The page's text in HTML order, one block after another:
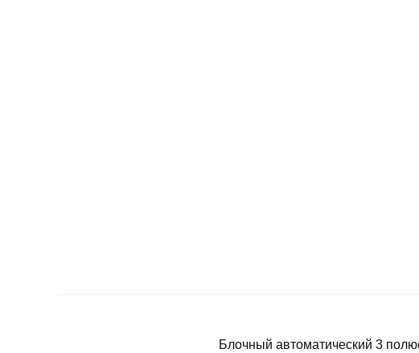
Блочный автоматический 3